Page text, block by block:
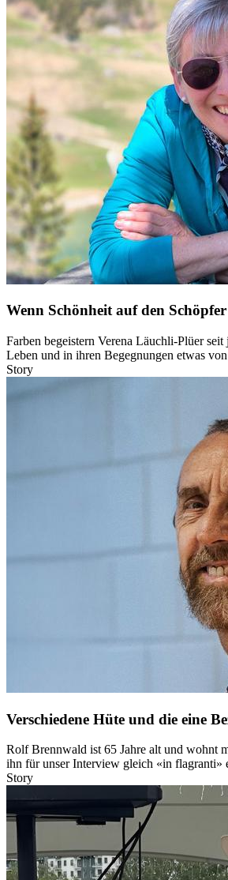
Wenn Schönheit auf den
Farben begeistern Verena Läuchli-Plüer
Leben und in ihren Begegnungen etwas
Story
Verschiedene Hüte und die eine
Rolf Brennwald ist 65 Jahre alt und wohnt
ihn für unser Interview gleich «in flagranti»
Story